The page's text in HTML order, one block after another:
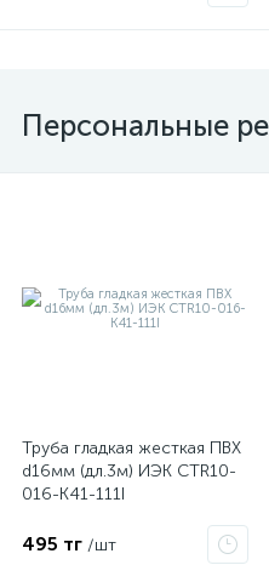
Персональные
Труба гладкая жесткая ПВХ
d16мм (дл.3м) ИЭК CTR10-
016-K41-111I
495 тг /шт